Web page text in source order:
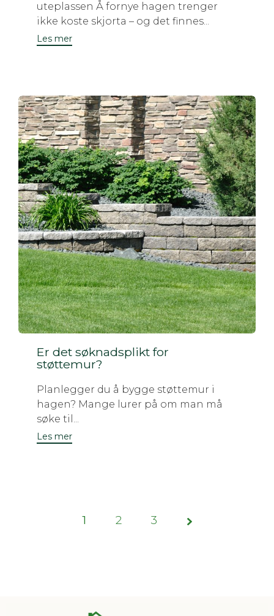
uteplassen Å fornye hagen trenger
ikke koste skjorta – og det finnes...
Les mer
Er det søknadsplikt for
støttemur?
Planlegger du å bygge støttemur i
hagen? Mange lurer på om man må
søke til...
Les mer
Page
1 2 3